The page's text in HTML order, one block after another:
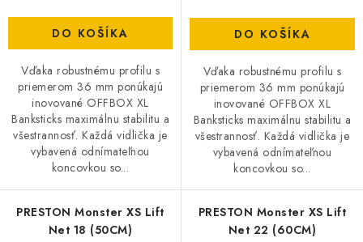
DO KOŠÍKA
Vďaka robustnému profilu s
priemerom 36 mm ponúkajú
inovované OFFBOX XL
Banksticks maximálnu stabilitu a
všestrannosť. Každá vidlička je
vybavená odnímateľnou
koncovkou so...
DO KOŠÍKA
Vďaka robustnému profilu s
priemerom 36 mm ponúkajú
inovované OFFBOX XL
Banksticks maximálnu stabilitu a
všestrannosť. Každá vidlička je
vybavená odnímateľnou
koncovkou so...
PRESTON Monster XS Lift
Net 18 (50CM)
PRESTON Monster XS Lift
Net 22 (60CM)